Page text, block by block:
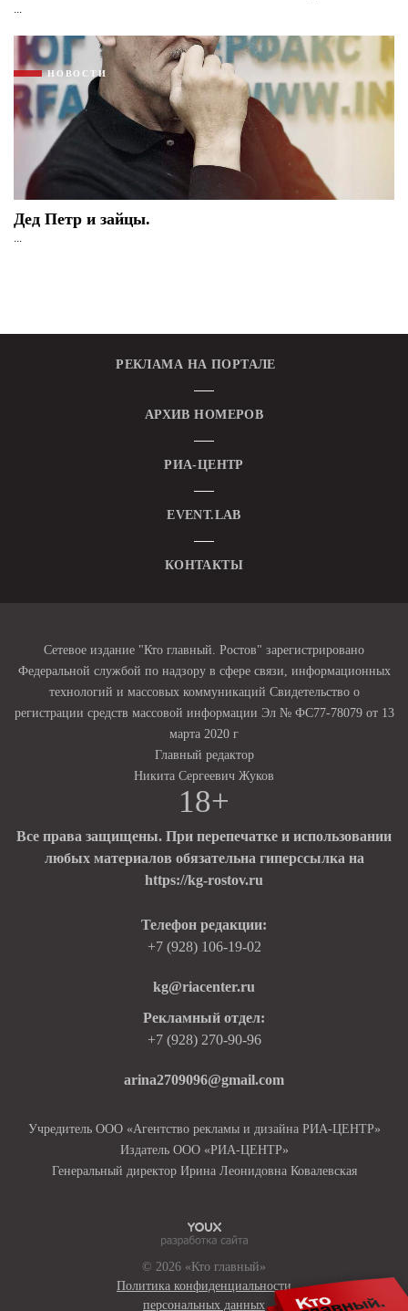
...
НОВОСТИ
Дед Петр и зайцы.
...
РЕКЛАМА НА ПОРТАЛЕ
АРХИВ НОМЕРОВ
РИА-ЦЕНТР
EVENT.LAB
КОНТАКТЫ
Сетевое издание "Кто главный. Ростов" зарегистрировано
Федеральной службой по надзору в сфере связи, информационных
технологий и массовых коммуникаций Свидетельство о
регистрации средств массовой информации Эл № ФС77-78079 от 13
марта 2020 г
Главный редактор
Никита Сергеевич Жуков
18+
Все права защищены. При перепечатке и использовании
любых материалов обязательна гиперссылка на
https://kg-rostov.ru
Телефон редакции:
+7 (928) 106-19-02
kg@riacenter.ru
Рекламный отдел:
+7 (928) 270-90-96
arina2709096@gmail.com
Учредитель ООО «Агентство рекламы и дизайна РИА-ЦЕНТР»
Издатель ООО «РИА-ЦЕНТР»
Генеральный директор Ирина Леонидовна Ковалевская
© 2026 «Кто главный»
Политика конфиденциальности
персональных данных